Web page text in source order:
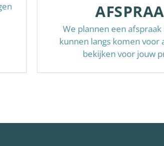
We plannen een afspraak
kunnen langs komen voor
bekijken voor jouw